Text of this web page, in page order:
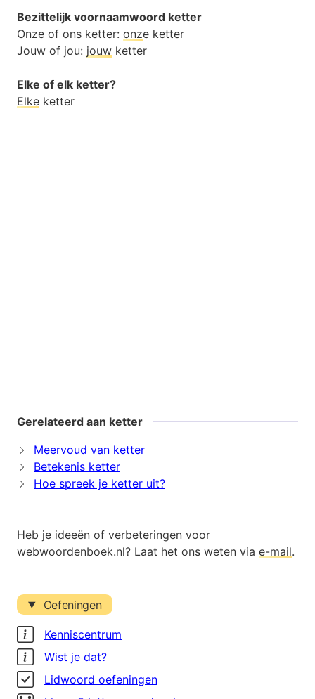
Bezittelijk voornaamwoord ketter
Onze of ons ketter: onze ketter
Jouw of jou: jouw ketter
Elke of elk ketter?
Elke ketter
Gerelateerd aan ketter
Meervoud van ketter
Betekenis ketter
Hoe spreek je ketter uit?
Heb je ideeën of verbeteringen voor
webwoordenboek.nl? Laat het ons weten via e-mail.
Oefeningen
Kenniscentrum
Wist je dat?
Lidwoord oefeningen